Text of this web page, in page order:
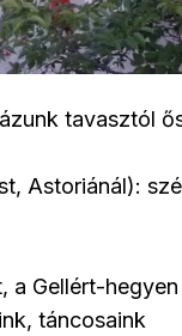
tavasztól
Astoriánál):
a Gellért-
táncosaink